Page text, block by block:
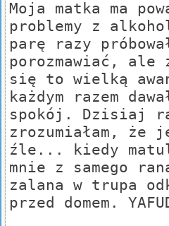
Moja matka ma
problemy z
parę razy
porozmawiać, ale
się to wielką
każdym razem
spokój. Dzisiaj
zrozumiałam, że
źle... kiedy
mnie z samego
zalana w trupa
przed domem.